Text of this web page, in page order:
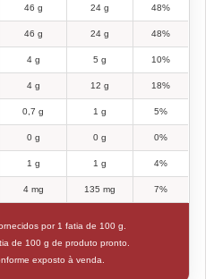
46 g 24 g 48%
46 g 24 g 48%
4 g 5 g 10%
4 g 12 g 18%
0,7 g 1 g 5%
0 g 0 g 0%
1 g 1 g 4%
4 mg 135 mg 7%
por 1 fatia de 100 g.
de 100 g de produto pronto.
exposto à venda.